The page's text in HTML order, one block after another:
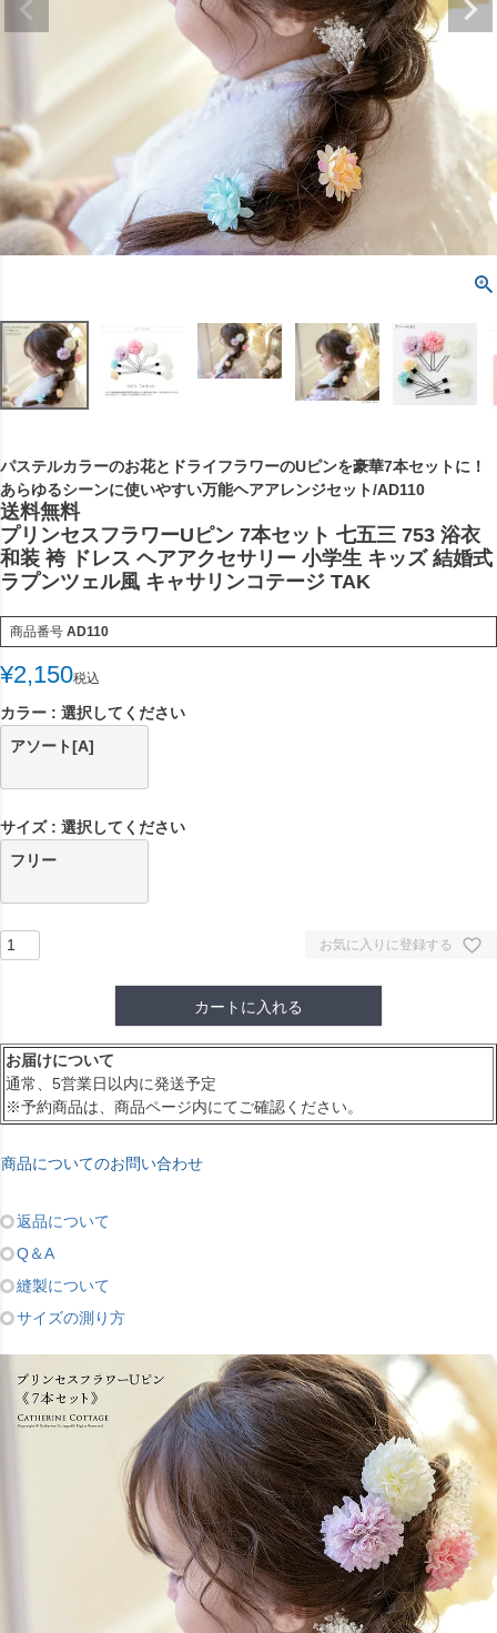
パステルカラーのお花とドライフラワーのUピンを豪華7本セットに！
あらゆるシーンに使いやすい万能ヘアアレンジセット/AD110
送料無料
プリンセスフラワーUピン 7本セット 七五三 753 浴衣
和装 袴 ドレス ヘアアクセサリー 小学生 キッズ 結婚式
ラプンツェル風 キャサリンコテージ TAK
商品番号 AD110
¥2,150税込
カラー
選択してください
アソート[A]
サイズ
選択してください
フリー
お気に入りに登録する
カートに入れる
お届けについて
通常、5営業日以内に発送予定
※予約商品は、商品ページ内にてご確認ください。
商品についてのお問い合わせ
返品について
Q＆A
縫製について
サイズの測り方